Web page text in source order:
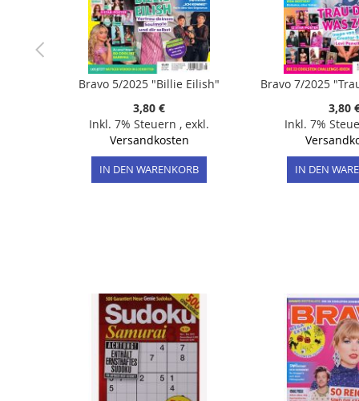
Bravo 5/2025 "Billie Eilish"
3,80 €
Inkl. 7% Steuern , exkl.
Versandkosten
IN DEN WARENKORB
Bravo 7/2025
3,80
Inkl. 7%
IN DEN